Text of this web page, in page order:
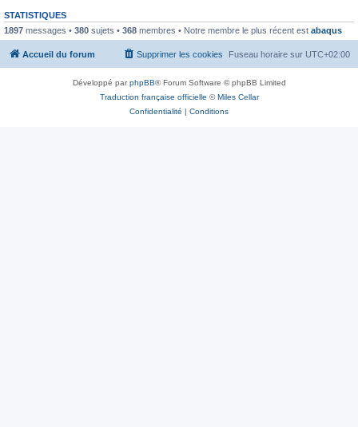
STATISTIQUES
1897 messages • 380 sujets • 368 membres • Notre membre le plus récent est abaqus
Accueil du forum Fuseau horaire sur UTC+02:00
Supprimer les cookies
Développé parphpBB® Forum Software © phpBB Limited
Traduction française officielle ©Miles Cellar
Confidentialité | Conditions